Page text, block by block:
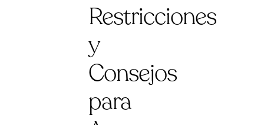
Restricciones
y
Consejos
para